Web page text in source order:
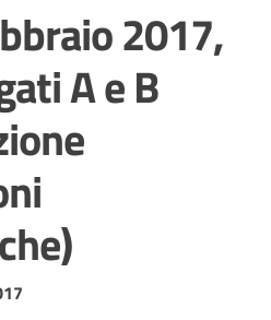
2017,
A e B